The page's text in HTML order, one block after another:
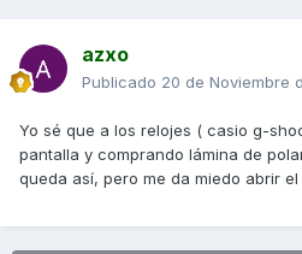
azxo
Publicado 20 de Noviembre
Yo sé que a los relojes ( casio g-
pantalla y comprando lámina de
queda así, pero me da miedo abrir